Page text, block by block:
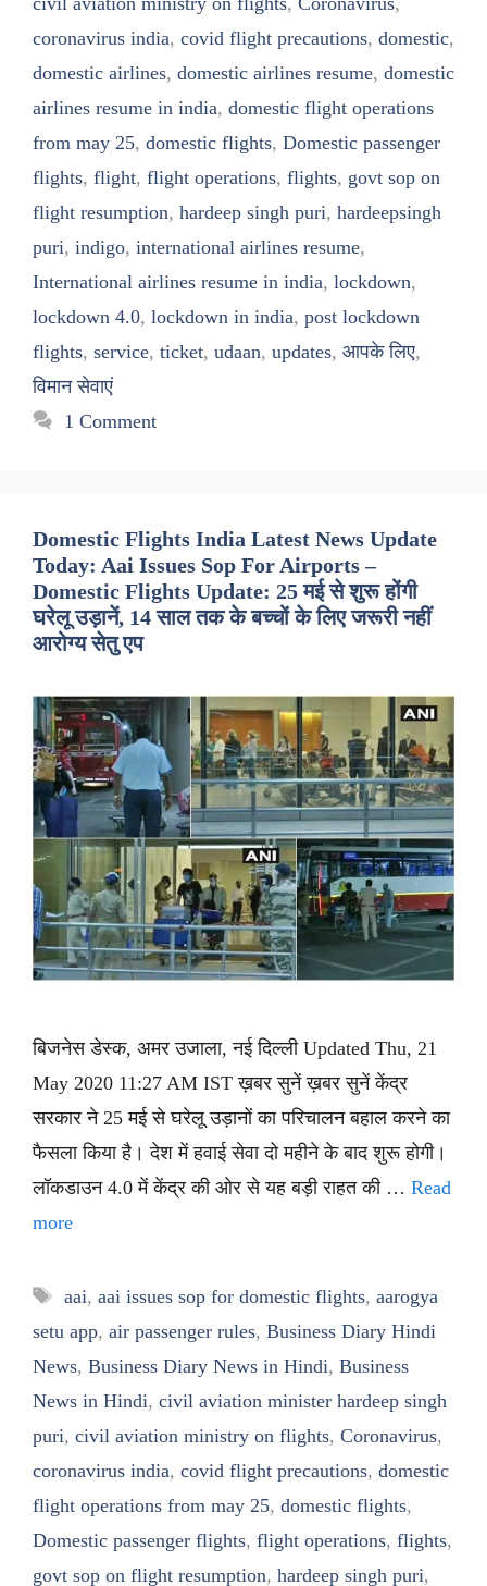
coronavirus india, covid flight precautions, domestic,
domestic airlines, domestic airlines resume, domestic
airlines resume in india, domestic flight operations
from may 25, domestic flights, Domestic passenger
flights, flight, flight operations, flights, govt sop on
flight resumption, hardeep singh puri, hardeepsingh
puri, indigo, international airlines resume,
International airlines resume in india, lockdown,
lockdown 4.0, lockdown in india, post lockdown
flights, service, ticket, udaan, updates, आपके लिए,
विमान सेवाएं
1 Comment
Domestic Flights India Latest News Update
Today: Aai Issues Sop For Airports –
Domestic Flights Update: 25 मई से शुरू होंगी
घरेलू उड़ानें, 14 साल तक के बच्चों के लिए जरूरी नहीं
आरोग्य सेतु एप
बिजनेस डेस्क, अमर उजाला, नई दिल्ली Updated Thu, 21
May 2020 11:27 AM IST ख़बर सुनें ख़बर सुनें केंद्र
सरकार ने 25 मई से घरेलू उड़ानों का परिचालन बहाल करने का
फैसला किया है। देश में हवाई सेवा दो महीने के बाद शुरू होगी।
लॉकडाउन 4.0 में केंद्र की ओर से यह बड़ी राहत की … Read
more
Tags
aai, aai issues sop for domestic flights, aarogya
setu app, air passenger rules, Business Diary Hindi
News, Business Diary News in Hindi, Business
News in Hindi, civil aviation minister hardeep singh
puri, civil aviation ministry on flights, Coronavirus,
coronavirus india, covid flight precautions, domestic
flight operations from may 25, domestic flights,
Domestic passenger flights, flight operations, flights,
govt sop on flight resumption, hardeep singh puri,